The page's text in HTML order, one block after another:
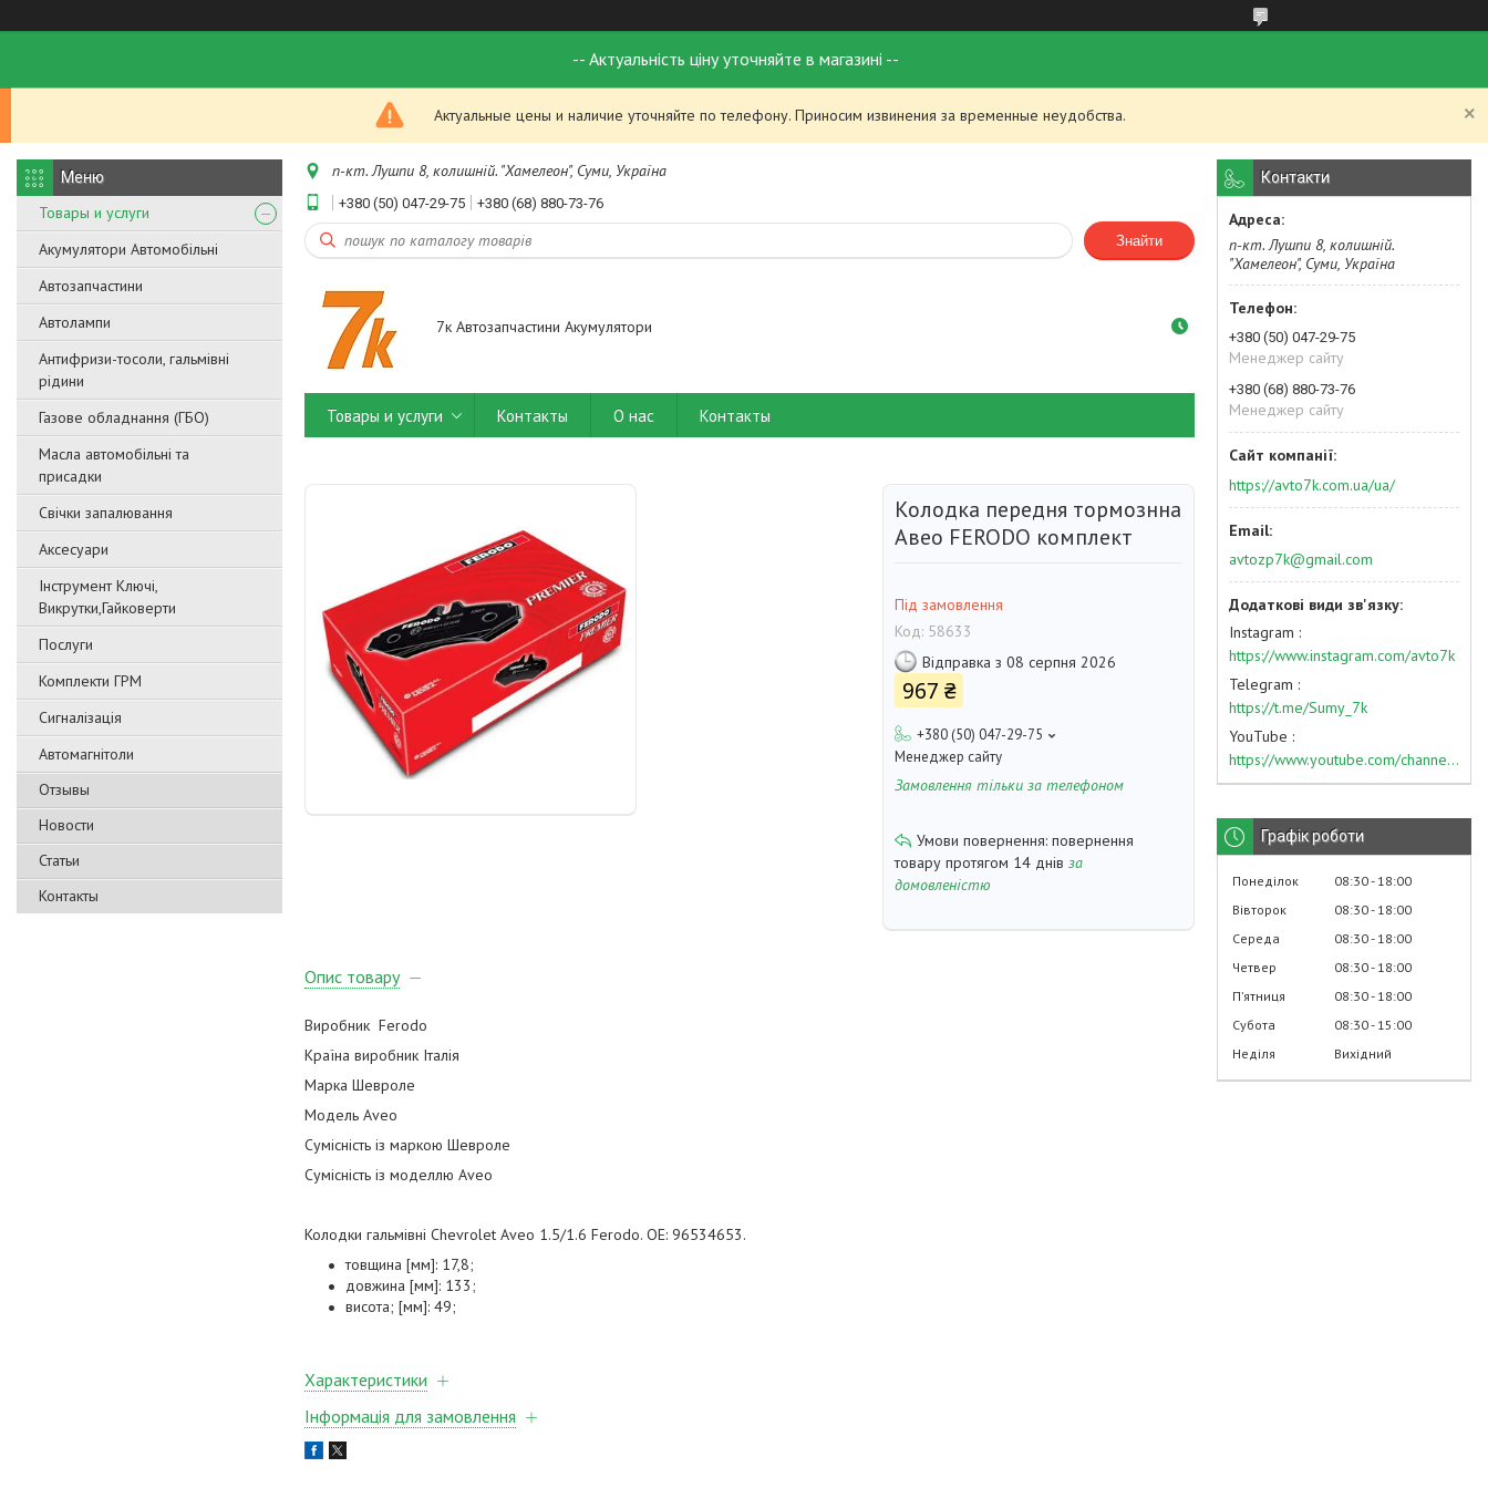
-- Актуальність ціну уточняйте в магазині --
Актуальные цены и наличие уточняйте по телефону. Приносим извинения за временные неудобства.
Товары и услуги
Акумулятори Автомобільні
Автозапчастини
Автолампи
Антифризи-тосоли, гальмівні
рідини
Газове обладнання (ГБО)
Масла автомобільні та
присадки
Свічки запалювання
Аксесуари
Інструмент Ключі,
Викрутки,Гайковерти
Послуги
Комплекти ГРМ
Сигналізація
Автомагнітоли
Отзывы
Новости
Статьи
Контакты
п-кт. Лушпи 8, колишній. "Хамелеон", Суми, Україна
+380 (50) 047-29-75 +380 (68) 880-73-76
Знайти
7к Автозапчастини Акумулятори
Товары и услуги Контакты О нас Контакты
Колодка передня тормознна
Авео FERODO комплект
Під замовлення
Код: 58633
Відправка з 08 серпня 2026
967 ₴
+380 (50) 047-29-75
Менеджер сайту
Замовлення тільки за телефоном
повернення
товару протягом 14 днів за
домовленістю
Опис товару
Виробник Ferodo
Країна виробник Італія
Марка Шевроле
Модель Aveo
Сумісність із маркою Шевроле
Сумісність із моделлю Aveo
Колодки гальмівні Chevrolet Aveo 1.5/1.6 Ferodo. OE: 96534653.
товщина [мм]: 17,8;
довжина [мм]: 133;
висота; [мм]: 49;
Характеристики
Інформація для замовлення
Контакти
п-кт. Лушпи 8, колишній.
"Хамелеон", Суми, Україна
+380 (50) 047-29-75
Менеджер сайту
+380 (68) 880-73-76
Менеджер сайту
https://avto7k.com.ua/ua/
avtozp7k@gmail.com
Instagram
https://www.instagram.com/avto7k
Telegram
https://t.me/Sumy_7k
YouTube
https://www.youtube.com/channel/UC574nvqqf5H_LzT4Va_GpQg?view_as=subscriber
Графік роботи
Понеділок 08:30 18:00
Вівторок
08:30 18:00
Середа
08:30 18:00
Четвер
08:30 18:00
Пʼятниця
08:30 18:00
Субота
08:30 15:00
Неділя
Вихідний